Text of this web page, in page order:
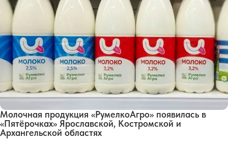
Молочная продукция «РумелкоАгро» появилась в
«Пятёрочках» Ярославской, Костромской и
Архангельской областях